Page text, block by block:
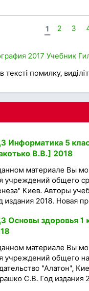
1 2 3
2017 Учебник
помилку,
Информатика 5
В.В.] 2018
материале Вы
учреждений общего
Киев. Авторы
издания 2018. Новая
Основы здоровья 1
материале Вы
учреждений общего
"Алатон",
С.В. Год издания